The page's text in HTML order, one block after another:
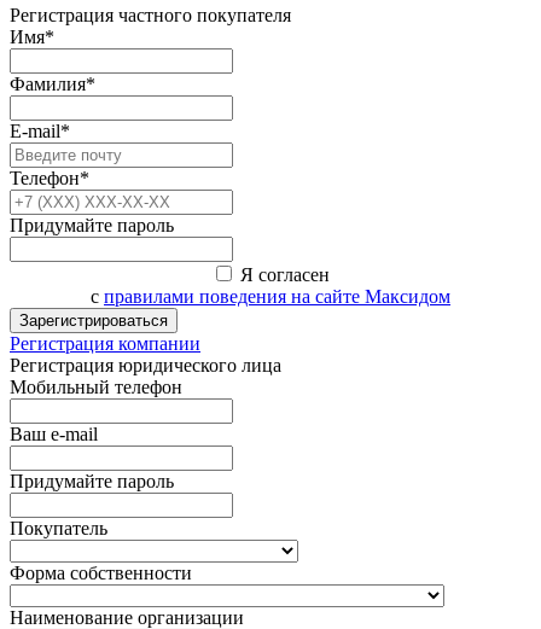
Регистрация частного покупателя
Имя*
Фамилия*
E-mail*
Телефон*
Придумайте пароль
Я согласен
с правилами поведения на сайте Максидом
Зарегистрироваться
Регистрация компании
Регистрация юридического лица
Мобильный телефон
Ваш e-mail
Придумайте пароль
Покупатель
Форма собственности
Наименование организации